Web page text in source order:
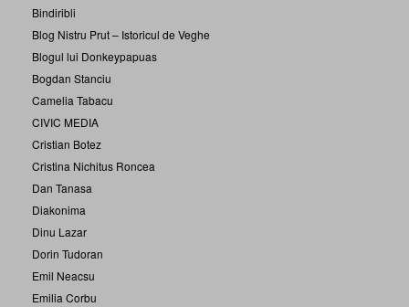
Bindiribli
Blog Nistru Prut – Istoricul de Veghe
Blogul lui Donkeypapuas
Bogdan Stanciu
Camelia Tabacu
CIVIC MEDIA
Cristian Botez
Cristina Nichitus Roncea
Dan Tanasa
Diakonima
Dinu Lazar
Dorin Tudoran
Emil Neacsu
Emilia Corbu